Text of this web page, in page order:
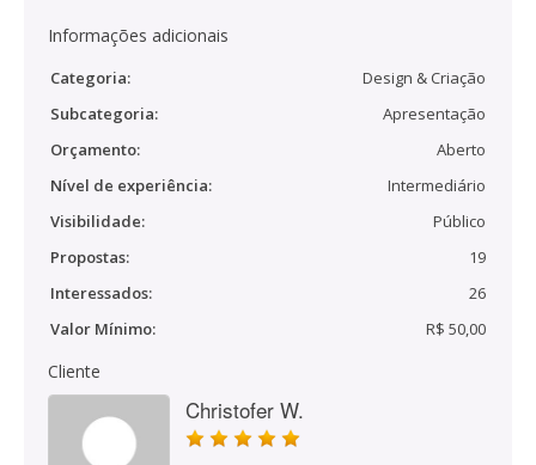
Informações adicionais
Categoria:
Design & Criação
Subcategoria:
Apresentação
Orçamento:
Aberto
Nível de experiência:
Intermediário
Visibilidade:
Público
Propostas:
19
Interessados:
26
Valor Mínimo:
R$ 50,00
Cliente
Christofer W.